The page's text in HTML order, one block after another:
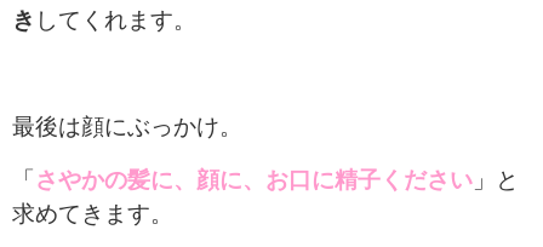
き してくれます。
最後は顔にぶっかけ。
「 さやかの髪に、顔に、お口に精子ください 」と
求めてきます。